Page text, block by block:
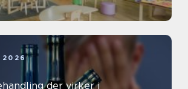
der virker i